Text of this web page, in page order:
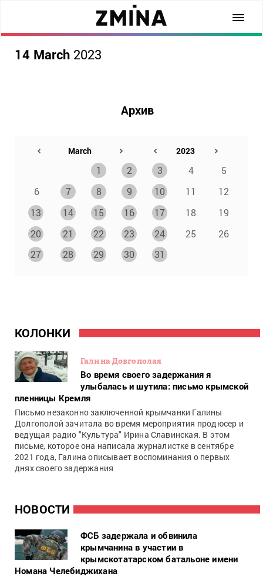
14 March 2023
КОЛОНКИ
Галина Довгополая
Во время своего задержания я
улыбалась и шутила: письмо крымской
пленницы Кремля
Письмо незаконно заключенной крымчанки Галины
Долгополой зачитала во время мероприятия продюсер и
ведущая радио "Культура" Ирина Славинская. В этом
письме, которое она написала журналистке в сентябре
2021 года, Галина описывает воспоминания о первых
днях своего задержания
НОВОСТИ
ФСБ задержала и обвинила
крымчанина в участии в
крымскотатарском батальоне имени
Номана Челебиджихана
Архив
1 2 3 4
5
6
7 8 9 10 11
12
13
14 15 16 17 18
19
20
21 22 23 24 25
26
27
28 29 30 31